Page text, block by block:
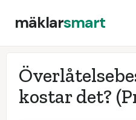
mäklarsmart
kostar det?